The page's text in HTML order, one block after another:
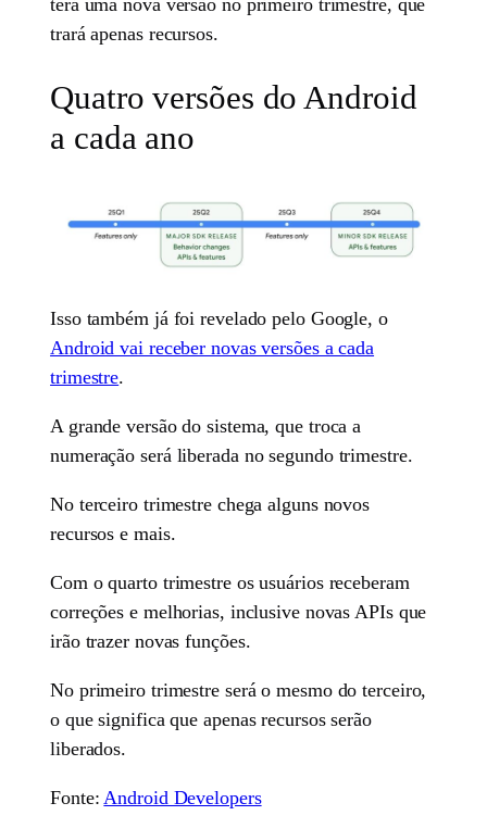
trará apenas recursos.
Quatro versões do Android
a cada ano
Isso também já foi revelado pelo Google, o
Android vai receber novas versões a cada
trimestre.
A grande versão do sistema, que troca a
numeração será liberada no segundo trimestre.
No terceiro trimestre chega alguns novos
recursos e mais.
Com o quarto trimestre os usuários receberam
correções e melhorias, inclusive novas APIs que
irão trazer novas funções.
No primeiro trimestre será o mesmo do terceiro,
o que significa que apenas recursos serão
liberados.
Fonte: Android Developers